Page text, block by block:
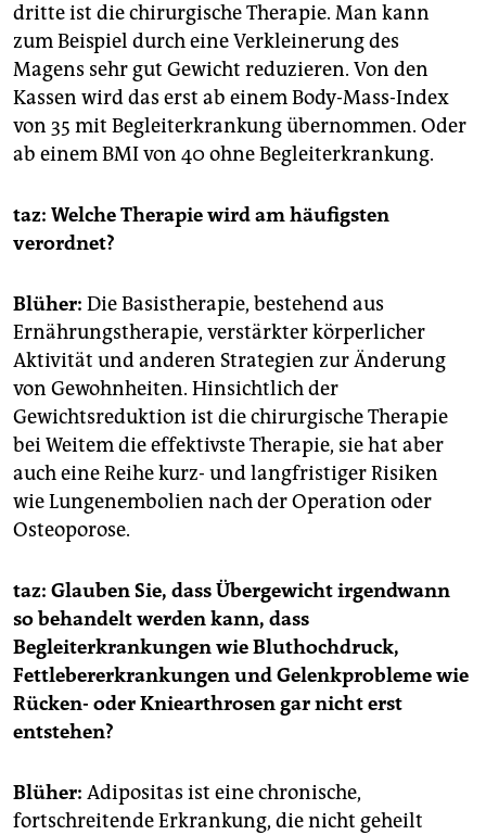
dritte ist die chirurgische Therapie. Man kann
zum Beispiel durch eine Verkleinerung des
Magens sehr gut Gewicht reduzieren. Von den
Kassen wird das erst ab einem Body-Mass-Index
von 35 mit Begleiterkrankung übernommen. Oder
ab einem BMI von 40 ohne Begleiterkrankung.
taz: Welche Therapie wird am häufigsten
verordnet?
Blüher: Die Basistherapie, bestehend aus
Ernährungstherapie, verstärkter körperlicher
Aktivität und anderen Strategien zur Änderung
von Gewohnheiten. Hinsichtlich der
Gewichtsreduktion ist die chirurgische Therapie
bei Weitem die effektivste Therapie, sie hat aber
auch eine Reihe kurz- und langfristiger Risiken
wie Lungenembolien nach der Operation oder
Osteoporose.
taz: Glauben Sie, dass Übergewicht irgendwann
so behandelt werden kann, dass
Begleiterkrankungen wie Bluthochdruck,
Fettlebererkrankungen und Gelenkprobleme wie
Rücken- oder Kniearthrosen gar nicht erst
entstehen?
Blüher: Adipositas ist eine chronische,
fortschreitende Erkrankung, die nicht geheilt